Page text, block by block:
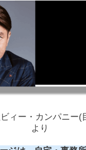
ビィー・カンパニー
より